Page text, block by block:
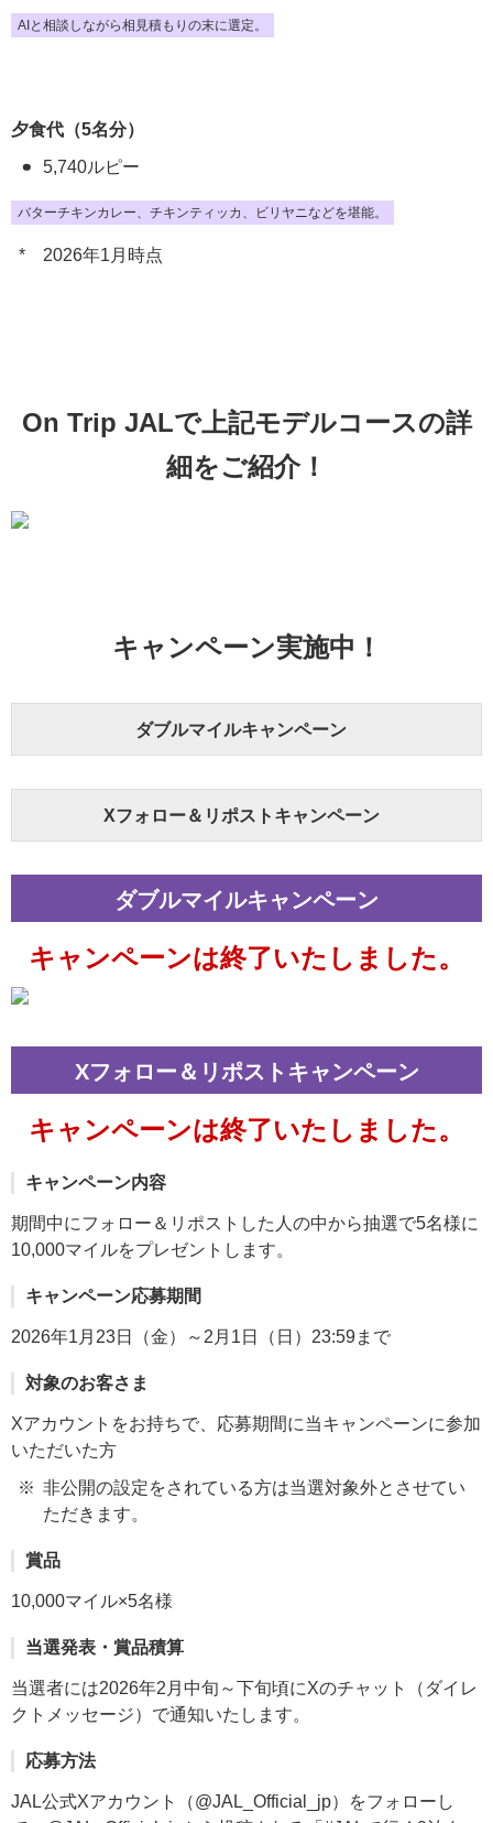
AIと相談しながら相見積もりの末に選定。
夕食代（5名分）
5,740ルピー
バターチキンカレー、チキンティッカ、ビリヤニなどを堪能。
2026年1月時点
On Trip JALで上記モデルコースの詳
細をご紹介！
キャンペーン実施中！
ダブルマイルキャンペーン
Xフォロー＆リポストキャンペーン
ダブルマイルキャンペーン
キャンペーンは終了いたしました。
Xフォロー＆リポストキャンペーン
キャンペーンは終了いたしました。
キャンペーン内容
期間中にフォロー＆リポストした人の中から抽選で5名様に
10,000マイルをプレゼントします。
キャンペーン応募期間
2026年1月23日（金）～2月1日（日）23:59まで
対象のお客さま
Xアカウントをお持ちで、応募期間に当キャンペーンに参加
いただいた方
非公開の設定をされている方は当選対象外とさせてい
ただきます。
賞品
10,000マイル×5名様
当選発表・賞品積算
当選者には2026年2月中旬～下旬頃にXのチャット（ダイレ
クトメッセージ）で通知いたします。
応募方法
JAL公式Xアカウント（@JAL_Official_jp）をフォローし